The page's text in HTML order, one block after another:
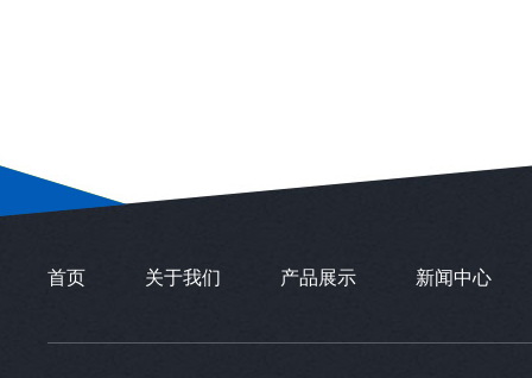
首页 关于我们 产品展示 新闻中心